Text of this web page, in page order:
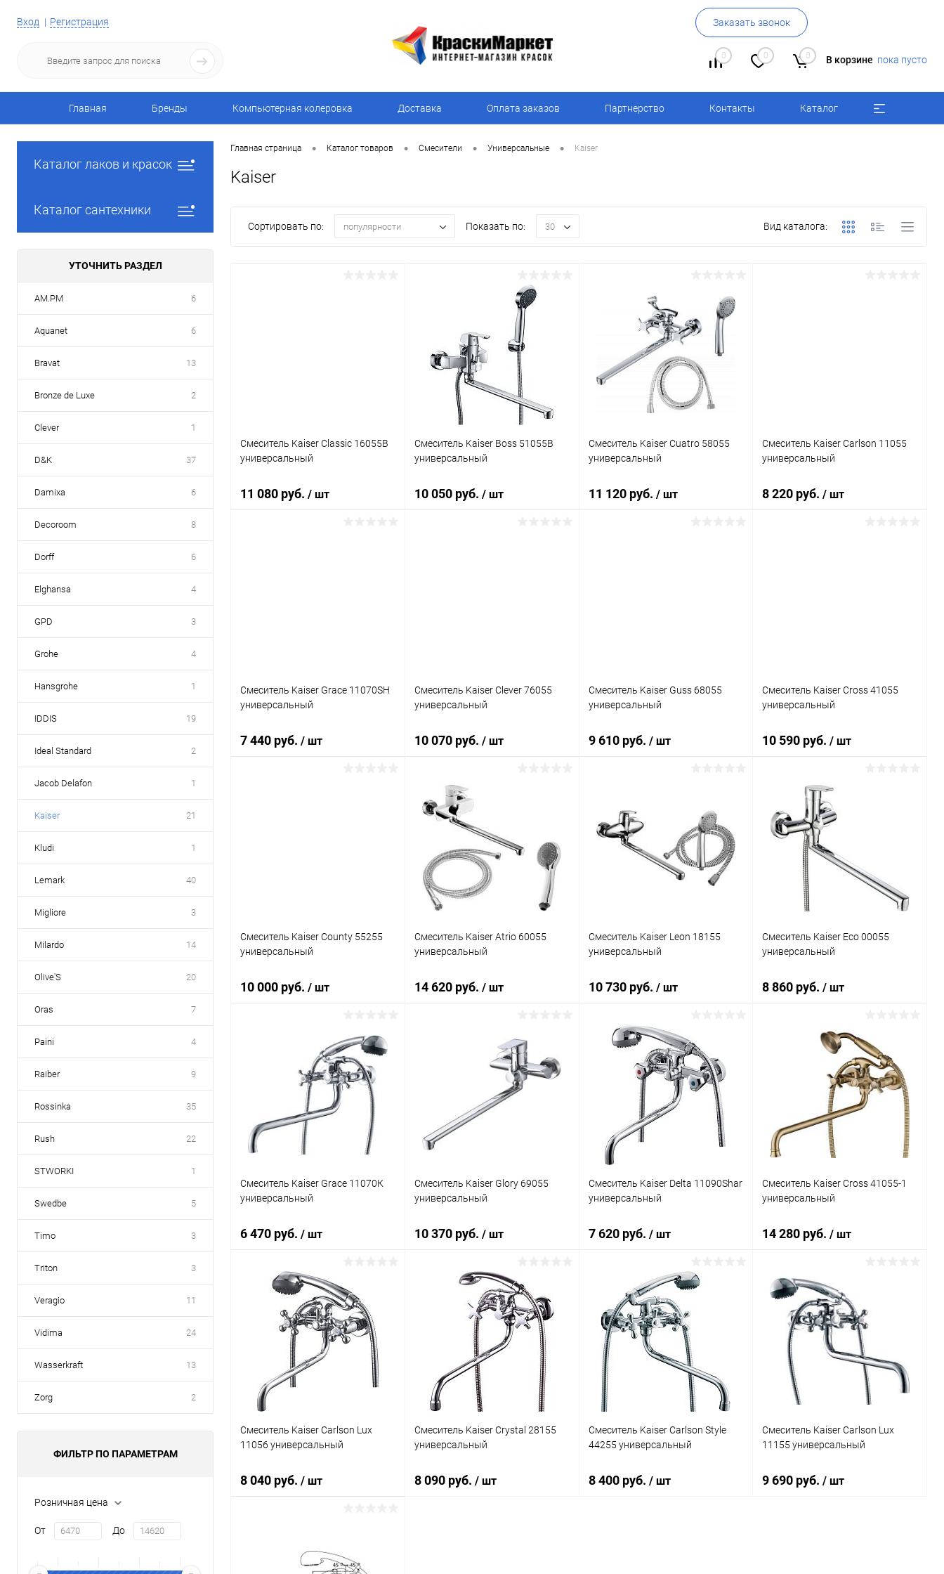
Вход Регистрация Заказать звонок
0 0 0 В корзине пока пусто
Главная Бренды Компьютерная колеровка Доставка Оплата заказов Партнерство Контакты Каталог
Каталог лаков и красок
Каталог сантехники
УТОЧНИТЬ РАЗДЕЛ
AM.PM 6
Aquanet 6
Bravat 13
Bronze de Luxe 2
Clever 1
D&K 37
Damixa 6
Decoroom 8
Dorff 6
Elghansa 4
GPD 3
Grohe 4
Hansgrohe 1
IDDIS 19
Ideal Standard 2
Jacob Delafon 1
Kaiser 21
Kludi 1
Lemark 40
Migliore 3
Milardo 14
Olive'S 20
Oras 7
Paini 4
Raiber 9
Rossinka 35
Rush 22
STWORKI 1
Swedbe 5
Timo 3
Triton 3
Veragio 11
Vidima 24
Wasserkraft 13
Zorg 2
ФИЛЬТР ПО ПАРАМЕТРАМ
Розничная цена
От До
Главная страница • Каталог товаров • Смесители • Универсальные • Kaiser
Kaiser
Сортировать по: популярности Показать по: 30 Вид каталога:
Смеситель Kaiser Classic 16055B
универсальный
11 080 руб. / шт
Смеситель Kaiser Boss 51055B
универсальный
10 050 руб. / шт
Смеситель Kaiser Cuatro 58055
универсальный
11 120 руб. / шт
Смеситель Kaiser Carlson 11055
универсальный
8 220 руб./ шт
Смеситель Kaiser Grace 11070SH
универсальный
7 440 руб. / шт
Смеситель Kaiser Clever 76055
универсальный
10 070 руб. / шт
Купить в 1 клик
В избранное Под заказ
Смеситель Kaiser Guss 68055
универсальный
9 610 руб. / шт
Купить в 1 клик Сравнение
В избранное Под заказ
Смеситель Kaiser Cross 41055
универсальный
10 590 руб./ шт
В корзину
Купить в 1 клик
В избранное
Смеситель Kaiser County 55255
универсальный
10 000 руб. / шт
В корзину
Купить в 1 клик Сравнение
В избранное Под заказ
Смеситель Kaiser Atrio 60055
универсальный
14 620 руб. / шт
В корзину
Сравнение
В избранное
Смеситель Kaiser Leon 18155
универсальный
10 730 руб. / шт
В корзину
Купить в 1 клик Сравнение
В избранное Под заказ
Смеситель Kaiser Eco 00055
универсальный
8 860 руб./ шт
В корзину
Купить в 1 клик Сравнение
В избранное Под заказ
Смеситель Kaiser Grace 11070К
универсальный
6 470 руб. / шт
В корзину
Купить в 1 клик Сравнение
В избранное Под заказ
Смеситель Kaiser Glory 69055
универсальный
10 370 руб. / шт
В корзину
Купить в 1 клик Сравнение
В избранное Под заказ
Смеситель Kaiser Delta 11090Shar
универсальный
7 620 руб. / шт
В корзину
Купить в 1 клик Сравнение
В избранное Под заказ
Смеситель Kaiser Cross 41055-1
универсальный
14 280 руб./ шт
В корзину
Купить в 1 клик Сравнение
В избранное Под заказ
Смеситель Kaiser Carlson Lux
11056 универсальный
8 040 руб. / шт
Смеситель Kaiser Crystal 28155
универсальный
8 090 руб. / шт
Смеситель Kaiser Carlson Style
44255 универсальный
8 400 руб. / шт
Смеситель Kaiser Carlson Lux
11155 универсальный
9 690 руб./ шт